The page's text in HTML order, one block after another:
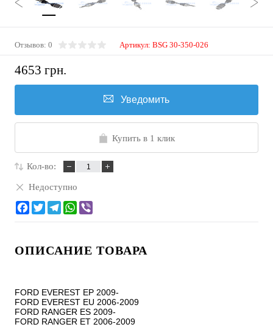
Отзывов: 0 Артикул: BSG 30-350-026
4653 грн.
Уведомить
Купить в 1 клик
Кол-во:
Недоступно
ОПИСАНИЕ ТОВАРА
FORD EVEREST EP 2009-
FORD EVEREST EU 2006-2009
FORD RANGER ES 2009-
FORD RANGER ET 2006-2009